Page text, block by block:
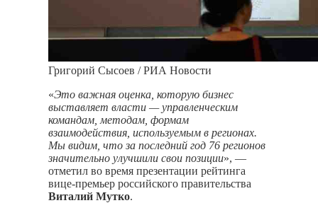
Григорий Сысоев / РИА Новости
«Это важная оценка, которую бизнес
выставляет власти — управленческим
командам, методам, формам
взаимодействия, используемым в регионах.
Мы видим, что за последний год 76 регионов
значительно улучшили свои позиции», —
отметил во время презентации рейтинга
вице-премьер российского правительства
Виталий Мутко.